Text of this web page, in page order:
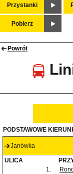
Przystanki
Pobierz
Powrót
PODSTAWOWE
Janówka
ULICA
1.